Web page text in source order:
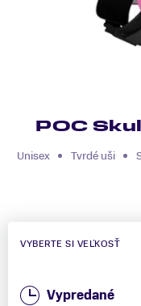
POC
Unisex Tvrdé uši
VYBERTE SI VEĽKOSŤ
Vypredané